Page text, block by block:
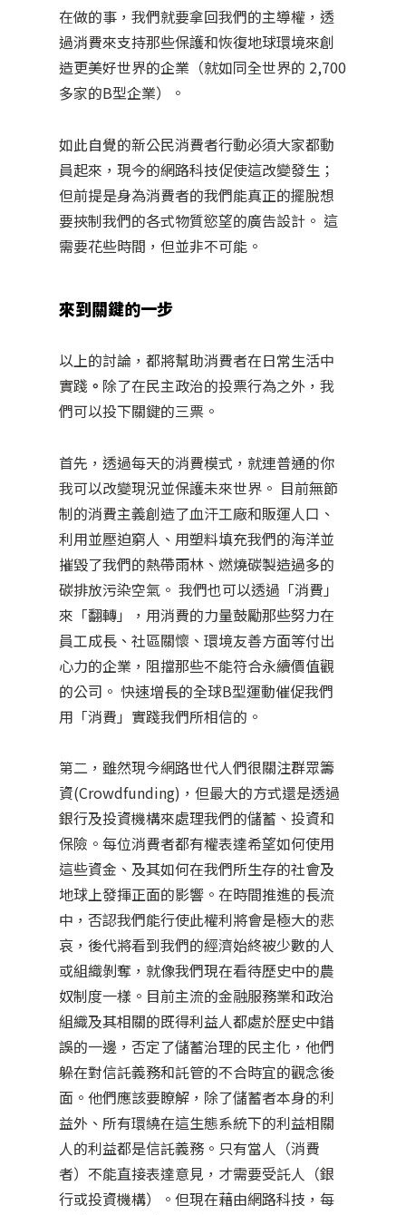
在做的事，我們就要拿回我們的主導權，透
過消費來支持那些保護和恢復地球環境來創
造更美好世界的企業（就如同全世界的 2,700
多家的B型企業）。
如此自覺的新公民消費者行動必須大家都動
員起來，現今的網路科技促使這改變發生；
但前提是身為消費者的我們能真正的擺脫想
要挾制我們的各式物質慾望的廣告設計。 這
需要花些時間，但並非不可能。
來到關鍵的一步
以上的討論，都將幫助消費者在日常生活中
實踐 。 除了在民主政治的投票行為之外，我
們可以投下關鍵的三票。
首先，透過每天的消費模式，就連普通的你
我可以改變現況並保護未來世界。 目前無節
制的消費主義創造了血汗工廠和販運人口、
利用並壓迫窮人、用塑料填充我們的海洋並
摧毀了我們的熱帶雨林、燃燒碳製造過多的
碳排放污染空氣。 我們也可以透過「消費」
來「翻轉」，用消費的力量鼓勵那些努力在
員工成長、社區關懷、環境友善方面等付出
心力的企業，阻擋那些不能符合永續價值觀
的公司。 快速增長的全球B型運動催促我們
用「消費」實踐我們所相信的。
第二，雖然現今網路世代人們很關注群眾籌
資(Crowdfunding)，但最大的方式還是透過
銀行及投資機構來處理我們的儲蓄、投資和
保險。每位消費者都有權表達希望如何使用
這些資金、及其如何在我們所生存的社會及
地球上發揮正面的影響。在時間推進的長流
中，否認我們能行使此權利將會是極大的悲
哀，後代將看到我們的經濟始終被少數的人
或組織剝奪，就像我們現在看待歷史中的農
奴制度一樣。目前主流的金融服務業和政治
組織及其相關的既得利益人都處於歷史中錯
誤的一邊，否定了儲蓄治理的民主化，他們
躲在對信託義務和託管的不合時宜的觀念後
面。他們應該要瞭解，除了儲蓄者本身的利
益外、所有環繞在這生態系統下的利益相關
人的利益都是信託義務。只有當人（消費
者）不能直接表達意見，才需要受託人（銀
行或投資機構）。但現在藉由網路科技，每